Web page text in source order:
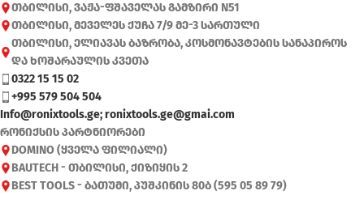
თბილისი, ვაჟა-ფშაველას გამზირი N51
თბილისი, მეველეს ქუჩა 7/9 მე-3 სართული
თბილისი, ელიავას ბაზრობა, კოსმონავტების სანაპიროს
და ხოშარაულის კვეთა
0322 15 15 02
+995 579 504 504
Info@ronixtools.ge; ronixtools.ge@gmai.com
რონიქსის პარტნიორები
DOMINO (ყველა ფილიალი)
BAUTECH - თბილისი, ქიზიყის 2
BEST TOOLS - ბათუმი, პუშკინის 80ბ (595 05 89 79)